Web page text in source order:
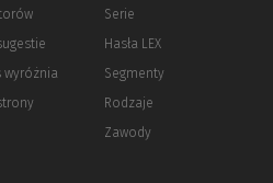
(Nowe
(Link
innej
wyróżnia
Serie
Hasła LEX
Segmenty
Rodzaje
Zawody